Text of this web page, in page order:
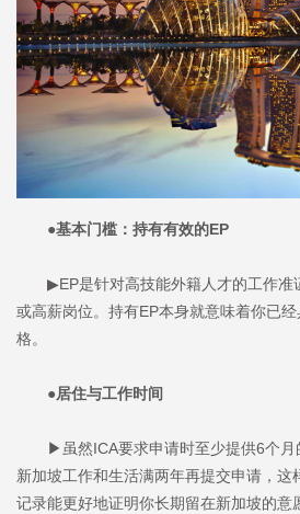
●基本门槛：持有有效的EP
▶EP是针对高技能外籍人才的工作准
或高薪岗位。持有EP本身就意味着你已
格。
●居住与工作时间
▶虽然ICA要求申请时至少提供6个月
新加坡工作和生活满两年再提交申请，这
记录能更好地证明你长期留在新加坡的意